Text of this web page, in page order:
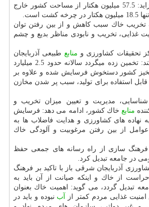
احمد بایبوردی می افزاید: 57.5 میلیون هكتار از مساحت كشور خارج
است.
تخریب خاك سبب كاهش و از بین رفتن توان
غذایی، تخریب و نابودی مناظر بدیع و چشم
تحقیقات كشاورزی و منابع طبیعی آذربایجان
شرقی یادآوری می كند: تخمین زده میگردد سالانه حدود 2.5 میلیارد
كشور دستخوش فرسایش شده و علاوه بر
استفاده برای تولید، سبب پر شدن مخازن
شناسایی، مدیریت و تعیین میزان تخریب و
منابع خاك كشور، ادامه می دهد: فرسایش
های كشاورزی و هدایت فاضلاب ها به
از بین رفتن مرغوبیت و آلودگی خاك
فرهنگ سازی از راه رسانه های جمعی حفظ
در جامعه تبدیل كرد.
آذربایجان شرقی باز با تاكید بر فرهنگ
از خاك و اینكه صیانت از آن باید به
تبدیل گردد، می گوید: اهمیت خاك بعنوان
امنیت غذایی مردم كمتر از آب نبوده و باید در